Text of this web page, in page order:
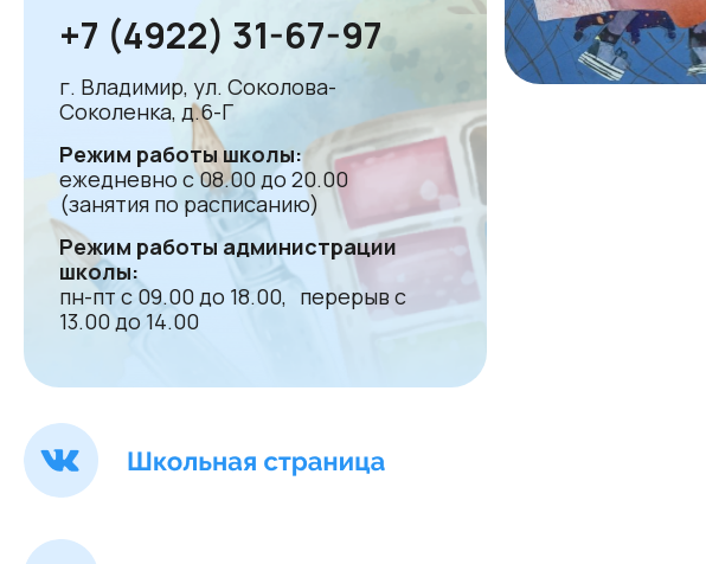
+7 (4922) 31-67-97
г. Владимир, ул. Соколова-
Соколенка, д.6-Г
Режим работы школы:
ежедневно с 08.00 до 20.00
(занятия по расписанию)
Режим работы администрации
школы:
пн-пт с 09.00 до 18.00, перерыв с
13.00 до 14.00